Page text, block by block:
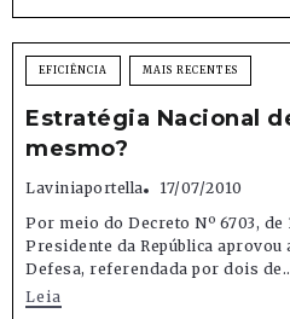
EFICIÊNCIA MAIS RECENTES
Estratégia Nacional
mesmo?
Laviniaportella
17/07/2010
Por meio do Decreto Nº 6703, de
Presidente da República aprovou
Defesa, referendada por dois
Leia